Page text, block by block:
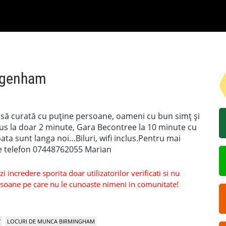
curată cu puține persoane, oameni cu bun simț și
la doar 2 minute, Gara Becontree la 10 minute cu
sunt langa noi…Biluri, wifi inclus.Pentru mai
07448762055 Marian
incredere sporita doar utilizatorilor verificati si nu
pe care nu le cunoaste nimeni in comunitate!
LOCURI DE MUNCA BIRMINGHAM